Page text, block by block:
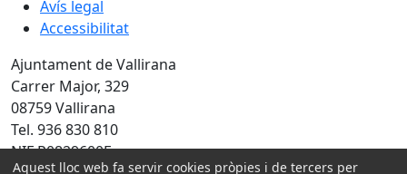
Avís legal
Accessibilitat
Ajuntament de Vallirana
Carrer Major, 329
08759 Vallirana
Tel. 936 830 810
NIF P0829600F
Aquest lloc web fa servir cookies pròpies i de tercers per